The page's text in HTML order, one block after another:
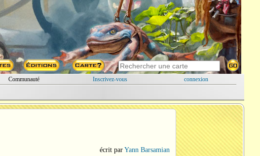
Communauté Inscrivez-vous
connexion
écrit parYann Barsamian